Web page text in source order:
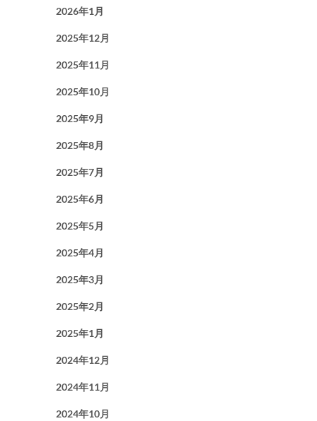
2026年1月
2025年12月
2025年11月
2025年10月
2025年9月
2025年8月
2025年7月
2025年6月
2025年5月
2025年4月
2025年3月
2025年2月
2025年1月
2024年12月
2024年11月
2024年10月